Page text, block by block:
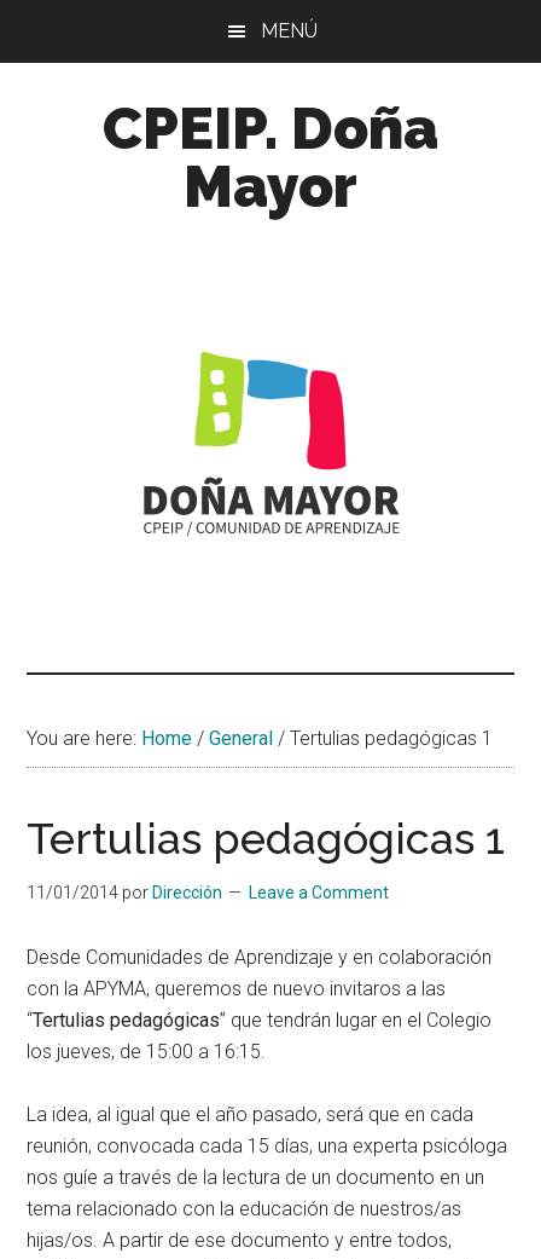
MENÚ
CPEIP. Doña
Mayor
You are here: Home / General / Tertulias pedagógicas 1
Tertulias pedagógicas 1
11/01/2014 por Dirección Leave a Comment
Desde Comunidades de Aprendizaje y en colaboración
con la APYMA, queremos de nuevo invitaros a las
“Tertulias pedagógicas” que tendrán lugar en el Colegio
los jueves, de 15:00 a 16:15.
La idea, al igual que el año pasado, será que en cada
reunión, convocada cada 15 días, una experta psicóloga
nos guíe a través de la lectura de un documento en un
tema relacionado con la educación de nuestros/as
hijas/os. A partir de ese documento y entre todos,